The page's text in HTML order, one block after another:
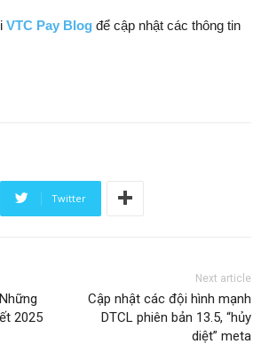
VTC Pay Blog để cập nhật các thông tin
Twitter
2025
Next article
Cập nhật các đội hình mạnh
DTCL phiên bản 13.5, “hủy
diệt” meta